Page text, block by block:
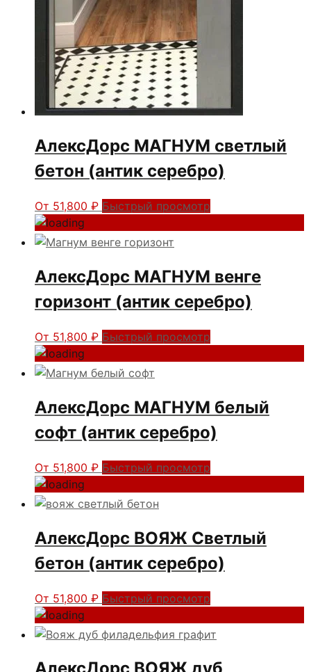
АлексДорс МАГНУМ светлый
бетон (антик серебро)
От 51,800 ₽ Быстрый просмотр
АлексДорс МАГНУМ венге
горизонт (антик серебро)
От 51,800 ₽ Быстрый просмотр
АлексДорс МАГНУМ белый
софт (антик серебро)
От 51,800 ₽ Быстрый просмотр
АлексДорс ВОЯЖ Светлый
бетон (антик серебро)
От 51,800 ₽ Быстрый просмотр